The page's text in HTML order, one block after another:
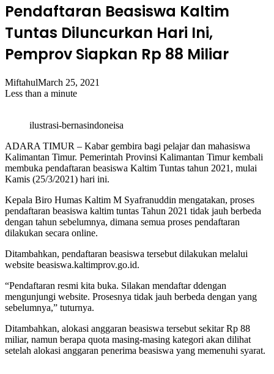
Pendaftaran Beasiswa Kaltim
Tuntas Diluncurkan Hari Ini,
Pemprov Siapkan Rp 88 Miliar
MiftahulMarch 25, 2021
Less than a minute
ilustrasi-bernasindoneisa
ADARA TIMUR – Kabar gembira bagi pelajar dan mahasiswa
Kalimantan Timur. Pemerintah Provinsi Kalimantan Timur kembali
membuka pendaftaran beasiswa Kaltim Tuntas tahun 2021, mulai
Kamis (25/3/2021) hari ini.
Kepala Biro Humas Kaltim M Syafranuddin mengatakan, proses
pendaftaran beasiswa kaltim tuntas Tahun 2021 tidak jauh berbeda
dengan tahun sebelumnya, dimana semua proses pendaftaran
dilakukan secara online.
Ditambahkan, pendaftaran beasiswa tersebut dilakukan melalui
website beasiswa.kaltimprov.go.id.
“Pendaftaran resmi kita buka. Silakan mendaftar ddengan
mengunjungi website. Prosesnya tidak jauh berbeda dengan yang
sebelumnya,” tuturnya.
Ditambahkan, alokasi anggaran beasiswa tersebut sekitar Rp 88
miliar, namun berapa quota masing-masing kategori akan dilihat
setelah alokasi anggaran penerima beasiswa yang memenuhi syarat.